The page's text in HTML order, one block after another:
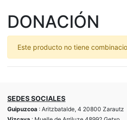
DONACIÓN
Este producto no tiene
SEDES SOCIALES
Guipuzcoa : Aritzbatalde, 4 20800 Zarautz